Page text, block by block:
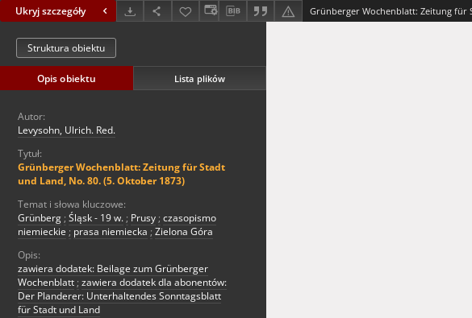
Ukryj szczegóły
Struktura obiektu
Opis obiektu Lista plików
Autor:
Levysohn, Ulrich. Red.
Tytuł:
Grünberger Wochenblatt: Zeitung für Stadt
und Land, No. 80. (5. Oktober 1873)
Temat i słowa kluczowe:
Grünberg ; Śląsk - 19 w. ; Prusy ; czasopismo
niemieckie ; prasa niemiecka ; Zielona Góra
Opis:
zawiera dodatek: Beilage zum Grünberger
Wochenblatt ; zawiera dodatek dla abonentów:
Der Planderer: Unterhaltendes Sonntagsblatt
für Stadt und Land